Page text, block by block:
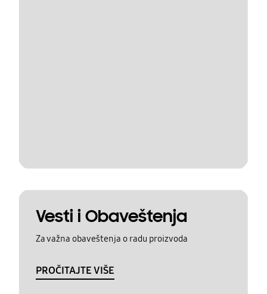
Vesti i Obaveštenja
Za važna obaveštenja o radu proizvoda
PROČITAJTE VIŠE